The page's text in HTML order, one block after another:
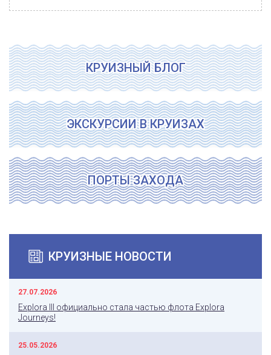
КРУИЗНЫЙ БЛОГ
ЭКСКУРСИИ В КРУИЗАХ
ПОРТЫ ЗАХОДА
КРУИЗНЫЕ НОВОСТИ
27.07.2026
Explora III официально стала частью флота Explora
Journeys!
25.05.2026